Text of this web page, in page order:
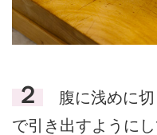
２
腹に浅めに切
で引き出すように